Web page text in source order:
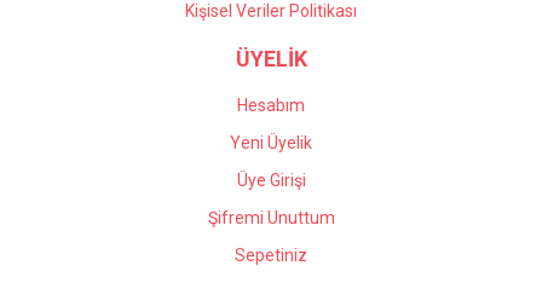
Kişisel Veriler Politikası
ÜYELİK
Hesabım
Yeni Üyelik
Üye Girişi
Şifremi Unuttum
Sepetiniz